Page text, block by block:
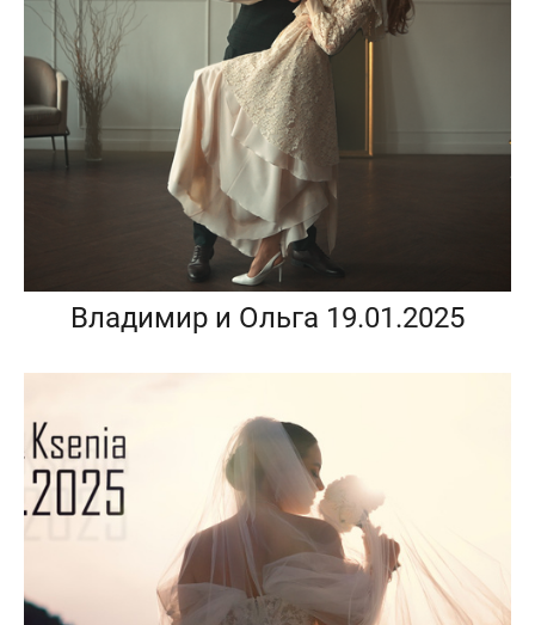
Владимир и Ольга 19.01.2025